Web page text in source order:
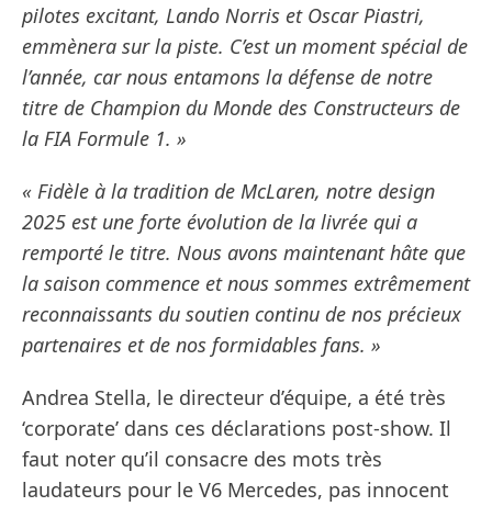
pilotes excitant, Lando Norris et Oscar Piastri,
emmènera sur la piste. C’est un moment spécial de
l’année, car nous entamons la défense de notre
titre de Champion du Monde des Constructeurs de
la FIA Formule 1. »
« Fidèle à la tradition de McLaren, notre design
2025 est une forte évolution de la livrée qui a
remporté le titre. Nous avons maintenant hâte que
la saison commence et nous sommes extrêmement
reconnaissants du soutien continu de nos précieux
partenaires et de nos formidables fans. »
Andrea Stella, le directeur d’équipe, a été très
‘corporate’ dans ces déclarations post-show. Il
faut noter qu’il consacre des mots très
laudateurs pour le V6 Mercedes, pas innocent